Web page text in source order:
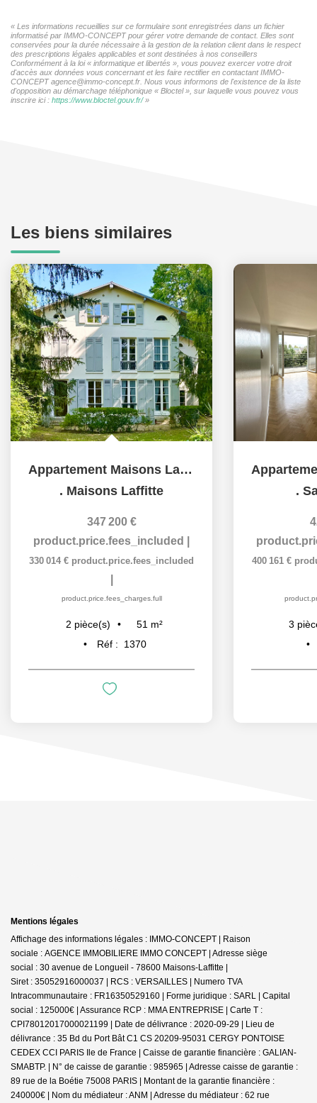
« Les informations recueillies sur ce formulaire sont enregistrées dans un fichier
informatisé par IMMO-CONCEPT pour gérer votre demande de contact. Elles sont
conservées pour la durée nécessaire à la gestion de la relation client dans le respect
des prescriptions légales applicables et sont destinées à nos conseillers
Conformément à la loi « informatique et libertés », vous pouvez exercer votre droit
d'accès aux données vous concernant et les faire rectifier en contactant IMMO-
CONCEPT agence@immo-concept.fr. Nous vous informons de l'existence de la liste
d'opposition au démarchage téléphonique « Bloctel », sur laquelle vous pouvez vous
inscrire ici : https://www.bloctel.gouv.fr/»
Les biens similaires
Appartement Maisons Laffitte Parc 2 pièces 51,47 m²
. Maisons Laffitte
347 200 €
product.price.fees_included
330 014 € product.price.fees_included
product.price.fees_charges.full
2 pièce(s) 51 m²
Réf :
1370
.
400 161 €
3
Mentions légales
Affichage des informations légales : IMMO-CONCEPT | Raison
sociale : AGENCE IMMOBILIERE IMMO CONCEPT | Adresse siège
social : 30 avenue de Longueil - 78600 Maisons-Laffitte |
Siret : 35052916000037 | RCS : VERSAILLES | Numero TVA
Intracommunautaire : FR16350529160 | Forme juridique : SARL | Capital
social : 125000€ | Assurance RCP : MMA ENTREPRISE | Carte T :
CPI78012017000021199 | Date de délivrance : 2020-09-29 | Lieu de
délivrance : 35 Bd du Port Bât C1 CS 20209-95031 CERGY PONTOISE
CEDEX CCI PARIS Ile de France | Caisse de garantie financière : GALIAN-
SMABTP. | N° de caisse de garantie : 985965 | Adresse caisse de garantie :
89 rue de la Boétie 75008 PARIS | Montant de la garantie financière :
240000€ | Nom du médiateur : ANM | Adresse du médiateur : 62 rue